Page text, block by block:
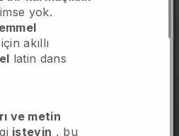
yok.
için akıllı
latin dans
ve metin
isteyin , bu